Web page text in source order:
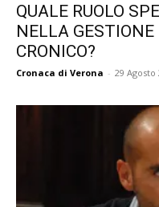
QUALE RUOLO
NELLA
CRONICO?
Cronaca di Verona - 29 Agosto